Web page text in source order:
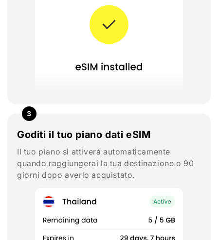
3
Goditi il tuo piano dati eSIM
Il tuo piano si attiverà automaticamente
quando raggiungerai la tua destinazione o 90
giorni dopo averlo acquistato.